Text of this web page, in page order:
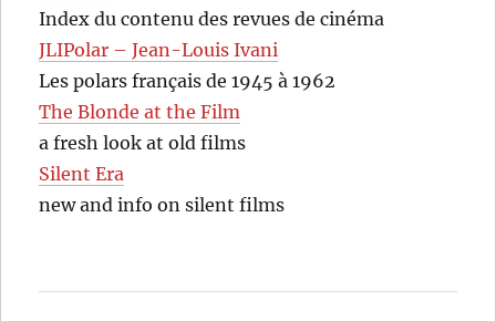
Index du contenu des revues de cinéma
JLIPolar – Jean-Louis Ivani
Les polars français de 1945 à 1962
The Blonde at the Film
a fresh look at old films
Silent Era
new and info on silent films